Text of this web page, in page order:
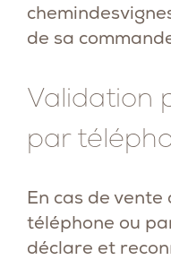
de sa
Validation
par
En cas de
téléphone ou
déclare et